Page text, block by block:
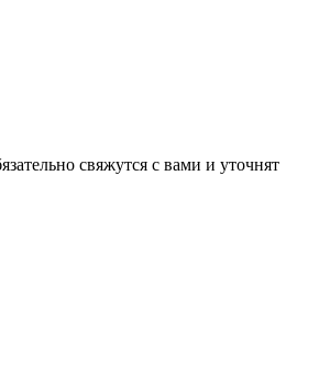
свяжутся с вами и уточнят